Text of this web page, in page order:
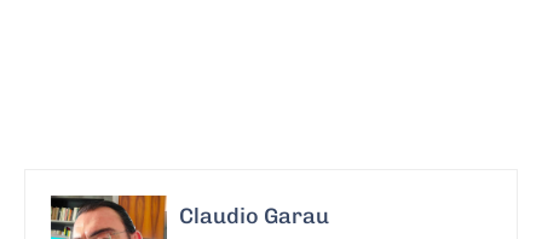
Claudio Garau